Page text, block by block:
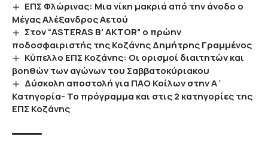
ΕΠΣ Φλώρινας: Μια νίκη μακριά από την άνοδο ο
Μέγας Αλέξανδρος Αετού
Στον “ASTERAS B’ AKTOR” ο πρώην
ποδοσφαιριστής της Κοζάνης Δημήτρης Γραμμένος
Κύπελλο ΕΠΣ Κοζάνης: Οι ορισμοί διαιτητών και
βοηθών των αγώνων του Σαββατοκύριακου
Δύσκολη αποστολή για ΠΑΟ Κοίλων στην Α΄
Κατηγορία- Το πρόγραμμα και στις 2 κατηγορίες της
ΕΠΣ Κοζάνης